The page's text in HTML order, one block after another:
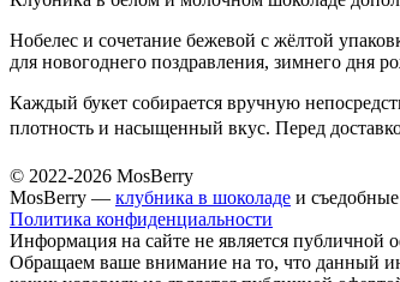
Нобелес и сочетание бежевой с жёлтой
для новогоднего поздравления, зимнего дня
Каждый букет собирается вручную
плотность и насыщенный вкус. Перед
© 2022-2026 MosBerry
MosBerry — клубника в шоколаде и
Политика конфиденциальности
Информация на сайте не является публичной
Обращаем ваше внимание на то, что данный